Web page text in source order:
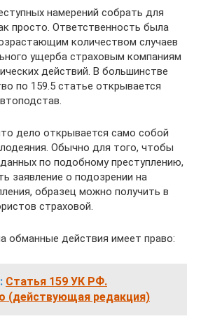
намерений собрать для
просто. Ответственность была
количеством случаев
ущерба страховым компаниям
действий. В большинстве
по 159.5 статье открывается
дело открывается само собой
Обычно для того, чтобы
по подобному преступлению,
заявление о подозрении на
образец можно получить в
страховой.
обманные действия имеет право:
Статья 159 УК РФ.
(действующая редакция)